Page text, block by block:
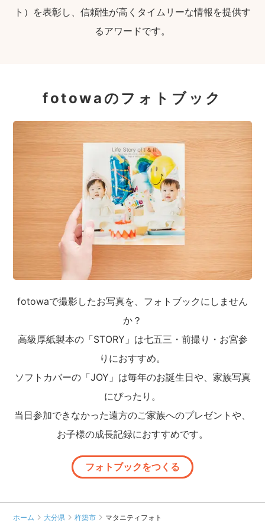
ト）を表彰し、信頼性が高くタイムリーな情報を提供す
るアワードです。
fotowaのフォトブック
fotowaで撮影したお写真を、フォトブックにしません
か？
高級厚紙製本の「STORY」は七五三・前撮り・お宮参
りにおすすめ。
ソフトカバーの「JOY」は毎年のお誕生日や、家族写真
にぴったり。
当日参加できなかった遠方のご家族へのプレゼントや、
お子様の成長記録におすすめです。
フォトブックをつくる
ホーム 大分県 杵築市 マタニティフォト